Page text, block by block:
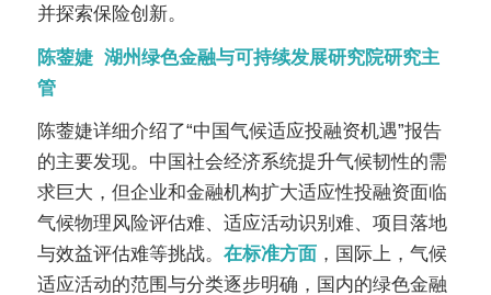
并探索保险创新。
陈蓥婕 湖州绿色金融与可持续发展研究院研究主
管
陈蓥婕详细介绍了“中国气候适应投融资机遇”报告
的主要发现。中国社会经济系统提升气候韧性的需
求巨大，但企业和金融机构扩大适应性投融资面临
气候物理风险评估难、适应活动识别难、项目落地
与效益评估难等挑战。在标准方面 ，国际上，气候
适应活动的范围与分类逐步明确，国内的绿色金融